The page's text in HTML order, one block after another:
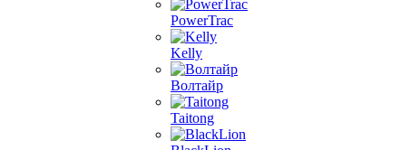
PowerTrac
Kelly
Волтайр
Taitong